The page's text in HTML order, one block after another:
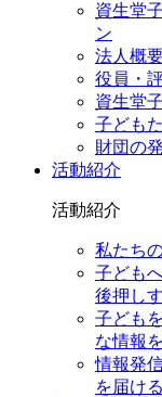
資生堂
ン
法人概
役員・
資生堂
子ども
財団の
活動紹介
活動紹介
私たち
子ども
後押し
子ども
な情報
情報発
を届ける